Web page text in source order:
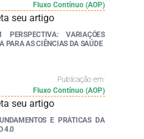
Fluxo Contínuo (AOP)
VARIAÇÕES
PARA AS CIÊNCIAS DA SAÚDE
Publicação em:
Fluxo Contínuo (AOP)
E PRÁTICAS DA
4.0